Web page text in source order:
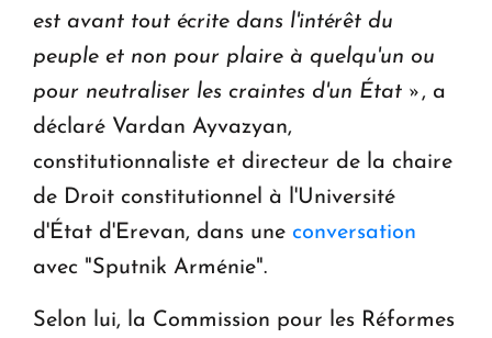
est avant tout écrite dans l'intérêt du
peuple et non pour plaire à quelqu'un ou
pour neutraliser les craintes d'un État », a
déclaré Vardan Ayvazyan,
constitutionnaliste et directeur de la chaire
de Droit constitutionnel à l'Université
d'État d'Erevan, dans une conversation
avec "Sputnik Arménie".
Selon lui, la Commission pour les Réformes